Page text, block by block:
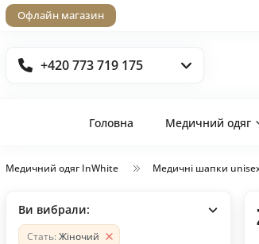
Офлайн магазин
+420 773 719 175
Головна Медичний одяг
Медичний одяг InWhite Медичні шапки
Ви вибрали:
Стать: Жіночий